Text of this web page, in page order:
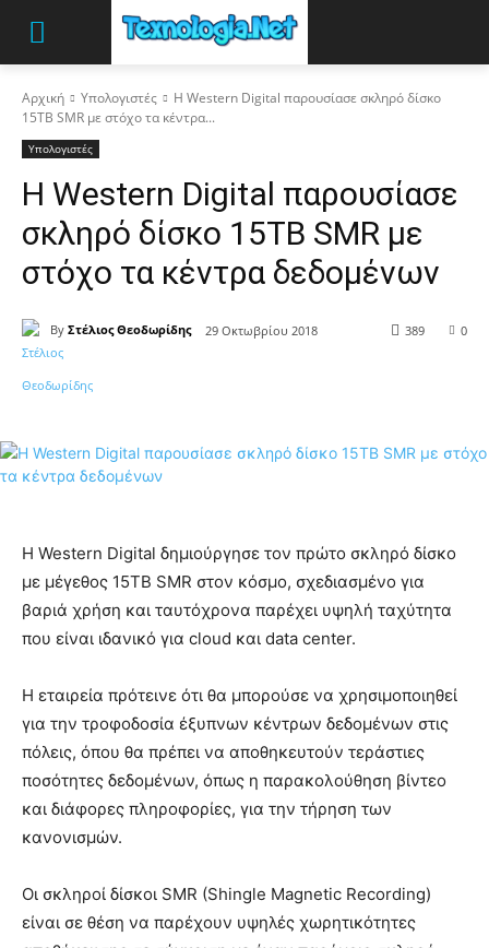
Αρχική Υπολογιστές
Η Western Digital παρουσίασε σκληρό δίσκο
15TB SMR με στόχο τα κέντρα...
Υπολογιστές
Η Western Digital παρουσίασε
σκληρό δίσκο 15TB SMR με
στόχο τα κέντρα δεδομένων
By Στέλιος Θεοδωρίδης 29 Οκτωβρίου 2018 0
389
Η Western Digital δημιούργησε τον πρώτο σκληρό δίσκο
με μέγεθος 15TB SMR στον κόσμο, σχεδιασμένο για
βαριά χρήση και ταυτόχρονα παρέχει υψηλή ταχύτητα
που είναι ιδανικό για cloud και data center.
Η εταιρεία πρότεινε ότι θα μπορούσε να χρησιμοποιηθεί
για την τροφοδοσία έξυπνων κέντρων δεδομένων στις
πόλεις, όπου θα πρέπει να αποθηκευτούν τεράστιες
ποσότητες δεδομένων, όπως η παρακολούθηση βίντεο
και διάφορες πληροφορίες, για την τήρηση των
κανονισμών.
Οι σκληροί δίσκοι SMR (Shingle Magnetic Recording)
είναι σε θέση να παρέχουν υψηλές χωρητικότητες